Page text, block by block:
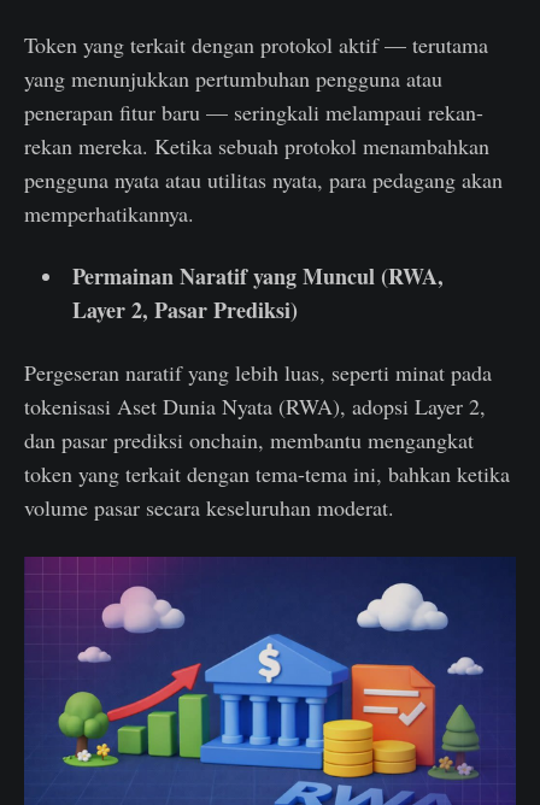
Token yang terkait dengan protokol aktif — terutama
yang menunjukkan pertumbuhan pengguna atau
penerapan fitur baru — seringkali melampaui rekan-
rekan mereka. Ketika sebuah protokol menambahkan
pengguna nyata atau utilitas nyata, para pedagang akan
memperhatikannya.
Permainan Naratif yang Muncul (RWA,
Layer 2, Pasar Prediksi)
Pergeseran naratif yang lebih luas, seperti minat pada
tokenisasi Aset Dunia Nyata (RWA), adopsi Layer 2,
dan pasar prediksi onchain, membantu mengangkat
token yang terkait dengan tema-tema ini, bahkan ketika
volume pasar secara keseluruhan moderat.